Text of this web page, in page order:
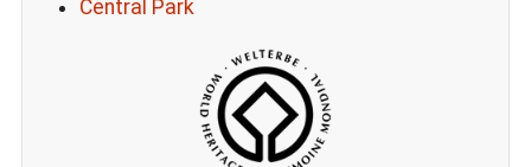
Central Park